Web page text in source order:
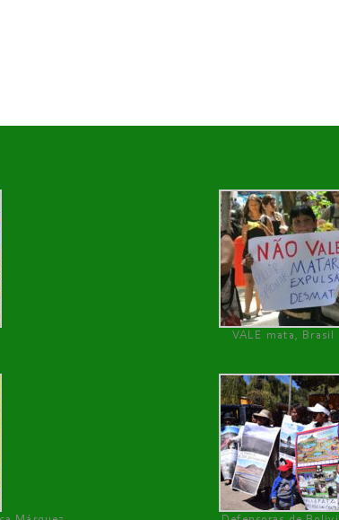
VALE mata, Brasil